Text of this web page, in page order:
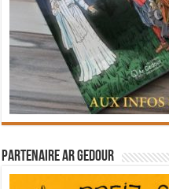
Partenaire Ar Gedour